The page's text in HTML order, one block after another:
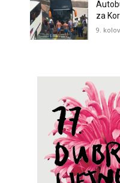
za
9.